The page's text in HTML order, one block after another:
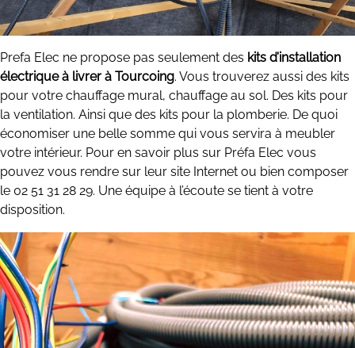
Prefa Elec ne propose pas seulement des kits d’installation
électrique à livrer à Tourcoing. Vous trouverez aussi des kits
pour votre chauffage mural, chauffage au sol. Des kits pour
la ventilation. Ainsi que des kits pour la plomberie. De quoi
économiser une belle somme qui vous servira à meubler
votre intérieur. Pour en savoir plus sur Préfa Elec vous
pouvez vous rendre sur leur site Internet ou bien composer
le 02 51 31 28 29. Une équipe à l’écoute se tient à votre
disposition.